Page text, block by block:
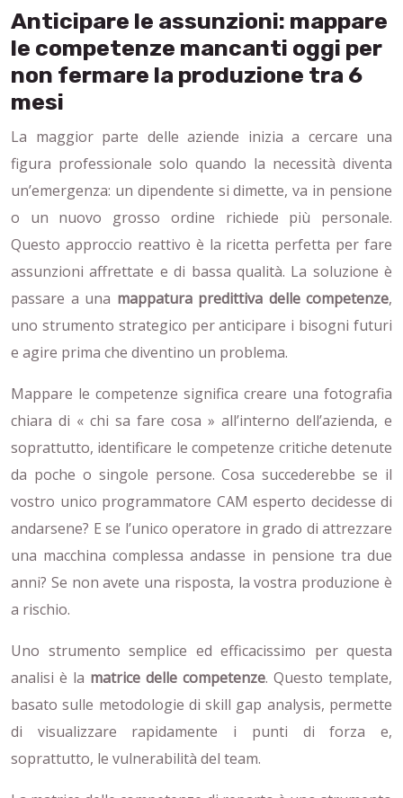
Anticipare le assunzioni: mappare
le competenze mancanti oggi per
non fermare la produzione tra 6
mesi
La maggior parte delle aziende inizia a cercare una
figura professionale solo quando la necessità diventa
un’emergenza: un dipendente si dimette, va in pensione
o un nuovo grosso ordine richiede più personale.
Questo approccio reattivo è la ricetta perfetta per fare
assunzioni affrettate e di bassa qualità. La soluzione è
passare a una mappatura predittiva delle competenze,
uno strumento strategico per anticipare i bisogni futuri
e agire prima che diventino un problema.
Mappare le competenze significa creare una fotografia
chiara di « chi sa fare cosa » all’interno dell’azienda, e
soprattutto, identificare le competenze critiche detenute
da poche o singole persone. Cosa succederebbe se il
vostro unico programmatore CAM esperto decidesse di
andarsene? E se l’unico operatore in grado di attrezzare
una macchina complessa andasse in pensione tra due
anni? Se non avete una risposta, la vostra produzione è
a rischio.
Uno strumento semplice ed efficacissimo per questa
analisi è la matrice delle competenze. Questo template,
basato sulle metodologie di skill gap analysis, permette
di visualizzare rapidamente i punti di forza e,
soprattutto, le vulnerabilità del team.